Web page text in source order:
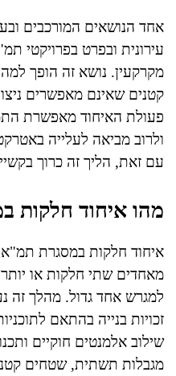
אחד הנושאים המורכבים
מקרקעין. נושא זה הופך
קטנים שאינם מאפשרים
פעולת האיחוד מאפשרת
ולרוב מביאה לעלייה
עם זאת, הליך זה כרוך
מהו איחוד חלקות
מאחדים שתי חלקות או
למגרש אחד גדול. מהלך זה
זכויות בנייה בהתאם
שילוב אלמנטים חוקיים
מגבלות תשתית, שטחים